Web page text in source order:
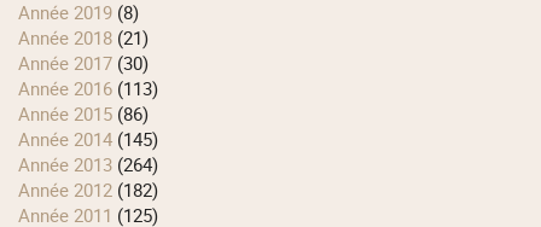
année 2019 (8)
année 2018 (21)
année 2017 (30)
année 2016 (113)
année 2015 (86)
année 2014 (145)
année 2013 (264)
année 2012 (182)
année 2011 (125)